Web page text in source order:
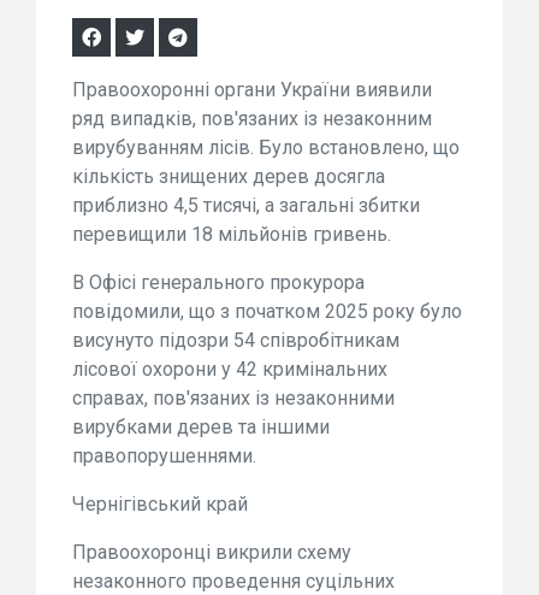
Правоохоронні органи України виявили
ряд випадків, пов'язаних із незаконним
вирубуванням лісів. Було встановлено, що
кількість знищених дерев досягла
приблизно 4,5 тисячі, а загальні збитки
перевищили 18 мільйонів гривень.
В Офісі генерального прокурора
повідомили, що з початком 2025 року було
висунуто підозри 54 співробітникам
лісової охорони у 42 кримінальних
справах, пов'язаних із незаконними
вирубками дерев та іншими
правопорушеннями.
Чернігівський край
Правоохоронці викрили схему
незаконного проведення суцільних